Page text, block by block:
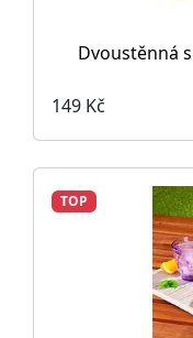
Dvoustěnná
149 Kč
TOP